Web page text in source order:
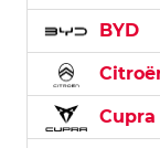
BYD
Cupra